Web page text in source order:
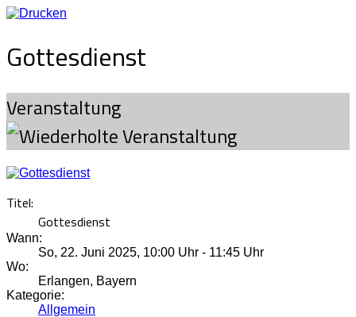
Gottesdienst
Veranstaltung
Titel:
Gottesdienst
Wann:
So, 22. Juni 2025, 10:00 Uhr - 11:45 Uhr
Wo:
Erlangen, Bayern
Kategorie:
Allgemein